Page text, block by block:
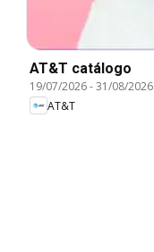
AT&T catálogo
19/07/2026-31/08/2026
AT&T